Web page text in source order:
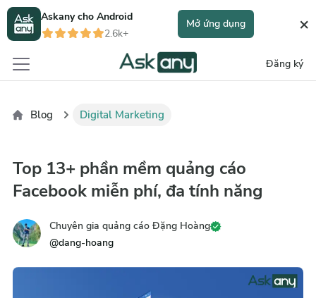
Askany cho Android
2.6k+
Mở ứng dụng ×
Đăng ký
Blog Digital Marketing
Top 13+ phần mềm quảng cáo
Facebook miễn phí, đa tính năng
Chuyên gia quảng cáo Đặng Hoàng
@dang-hoang